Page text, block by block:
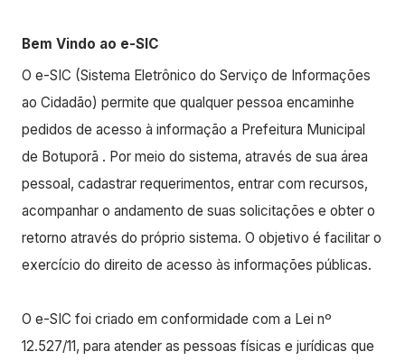
Bem Vindo ao e-SIC
O e-SIC (Sistema Eletrônico do Serviço de Informações
ao Cidadão) permite que qualquer pessoa encaminhe
pedidos de acesso à informação a Prefeitura Municipal
de Botuporã . Por meio do sistema, através de sua área
pessoal, cadastrar requerimentos, entrar com recursos,
acompanhar o andamento de suas solicitações e obter o
retorno através do próprio sistema. O objetivo é facilitar o
exercício do direito de acesso às informações públicas.
O e-SIC foi criado em conformidade com a Lei nº
12.527/11, para atender as pessoas físicas e jurídicas que